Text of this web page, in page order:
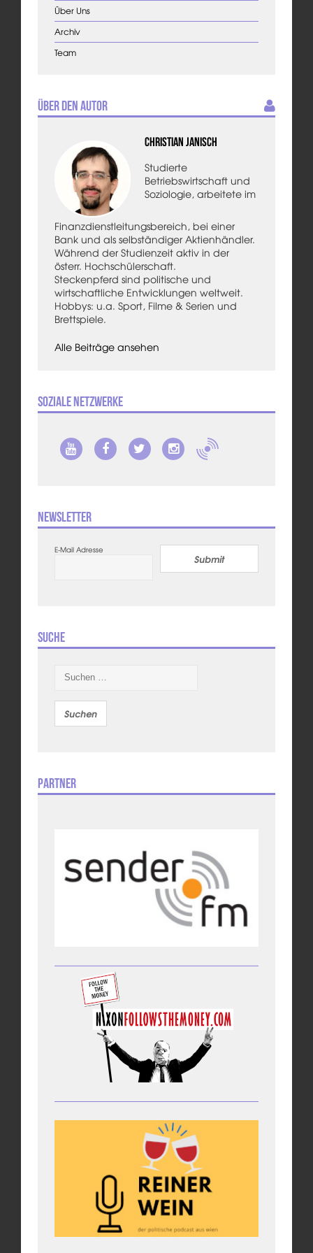
Über Uns
Archiv
Team
Über den Autor
Christian Janisch
Studierte
Betriebswirtschaft und
Soziologie, arbeitete im
Finanzdienstleitungsbereich, bei einer
Bank und als selbständiger Aktienhändler.
Während der Studienzeit aktiv in der
österr. Hochschülerschaft.
Steckenpferd sind politische und
wirtschaftliche Entwicklungen weltweit.
Hobbys: u.a. Sport, Filme & Serien und
Brettspiele.
Alle Beiträge ansehen
Soziale Netzwerke
Newsletter
E-Mail Adresse
Submit
Suche
nach:
Partner